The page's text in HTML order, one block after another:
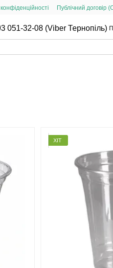
Публічний договір
051-32-08 (Viber Тернопіль)
ХІТ